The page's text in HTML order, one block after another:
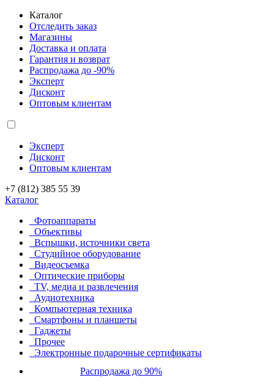
Каталог
Отследить заказ
Магазины
Доставка и оплата
Гарантия и возврат
Распродажа до -90%
Эксперт
Дисконт
Оптовым клиентам
Эксперт
Дисконт
Оптовым клиентам
+7 (812) 385 55 39
Каталог
Фотоаппараты
Объективы
Вспышки, источники света
Студийное оборудование
Видеосъемка
Оптические приборы
TV, медиа и развлечения
Аудиотехника
Компьютерная техника
Смартфоны и планшеты
Гаджеты
Прочее
Электронные подарочные сертификаты
Распродажа до 90%